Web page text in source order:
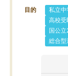
目的 私立中
高校受
国公
総合型